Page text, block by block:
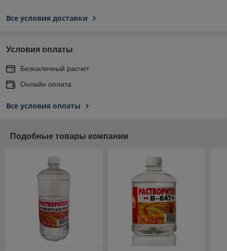
Все условия доставки
Условия оплаты
Безналичный расчет
Онлайн оплата
Все условия оплаты
Подобные товары компании